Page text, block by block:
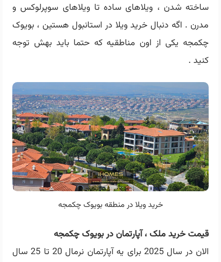
ساخته شدن ، ویلاهای ساده تا ویلاهای سوپرلوکس و
مدرن . اگه دنبال خرید ویلا در استانبول هستین ، بویوک
چکمجه یکی از اون مناطقیه که حتما باید بهش توجه
کنید .
خرید ویلا در منطقه بویوک چکمجه
قیمت خرید ملک ، آپارتمان در بویوک چکمجه
الان در سال 2025 برای یه آپارتمان نرمال 20 تا 25 سال